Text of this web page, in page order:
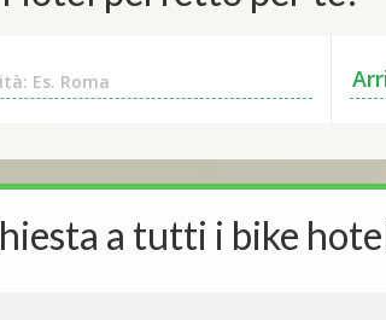
Es. Roma
a tutti i bike